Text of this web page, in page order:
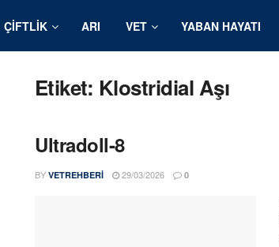
ÇIFTLIK ARI VET YABAN HAYATI
Etiket: Klostridial Aşı
Ultradoll-8
BY VETREHBERI 29/03/2026 0